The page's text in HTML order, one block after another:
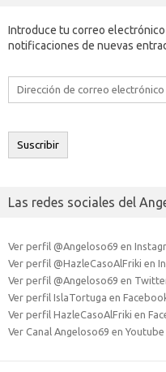
Introduce tu correo
notificaciones de nuevas
Dirección
electrónico
Suscribir
Las redes sociales del
Ver perfil @Angeloso69 en
Ver perfil @HazleCasoAlFriki en
Ver perfil @Angeloso69 en
Ver perfil IslaTortuga en
Ver perfil HazleCasoAlFriki en
Ver Canal Angeloso69 en Youtube